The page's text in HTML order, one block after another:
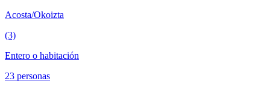
Acosta/Okoizta
(3)
Entero o habitación
23 personas